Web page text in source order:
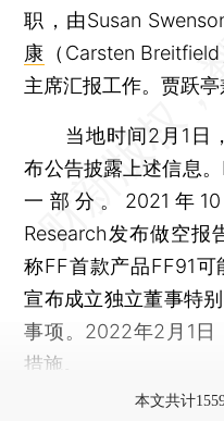
职，由Susan
康 （Carsten
主席汇报工作。贾跃亭
当地时间2月1日，
布公告披露上述信息
一部分。2021年
Research发布做空报
称FF首款产品FF91可
宣布成立独立董事特
事项。2022年2月1日
措施。
本文共计